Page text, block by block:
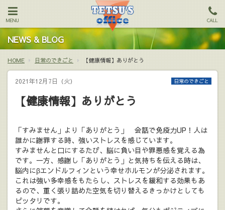
MENU CALL
NEWS & BLOG
HOME 日常のできごと 【健康情報】ありがとう
2021年12月7日（火） 日常のできごと
【健康情報】ありがとう
「すみません」より「ありがとう」 会話で免疫力UP！人は
誰かに謝罪する時、強いストレスを感じています。
すみませんと口にするたび、脳に負い目や罪悪感を覚える為
です。一方、感謝し「ありがとう」と気持ちを伝える時は、
脳内にβエンドルフィンという幸せホルモンが分泌されます。
これは強い多幸感をもたらし、ストレスを緩和する効果もあ
るので、重く張り詰めた空気を切り替えるきっかけとしても
ピッタリです。